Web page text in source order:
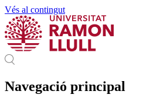
Vés al contingut
Navegació principal